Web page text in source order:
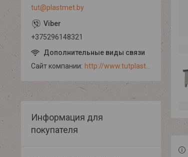
tut@plastmet.by
+375296148321
Сайт компании
Информация для
покупателя